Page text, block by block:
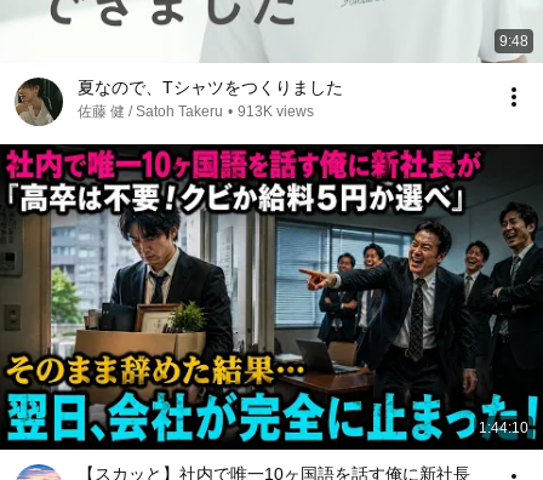
9:48
夏なので、Tシャツをつくりました
佐藤 健 / Satoh Takeru • 913K views
1:44:10
【スカッと】社内で唯一10ヶ国語を話す俺に新社長